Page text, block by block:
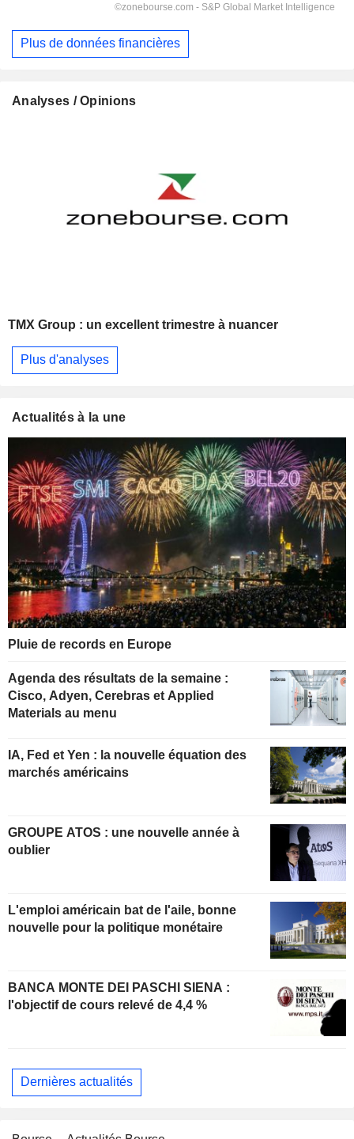
Plus de données financières
Analyses / Opinions
TMX Group : un excellent trimestre à nuancer
Plus d'analyses
Actualités à la une
Pluie de records en Europe
Agenda des résultats de la semaine :
Cisco, Adyen, Cerebras et Applied
Materials au menu
IA, Fed et Yen : la nouvelle équation des
marchés américains
GROUPE ATOS : une nouvelle année à
oublier
L'emploi américain bat de l'aile, bonne
nouvelle pour la politique monétaire
BANCA MONTE DEI PASCHI SIENA :
l'objectif de cours relevé de 4,4 %
Dernières actualités